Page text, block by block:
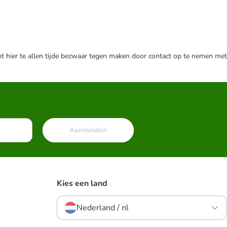
te allen tijde bezwaar tegen maken door contact op te nemen met
Aanmelden
Kies een land
Nederland / nl